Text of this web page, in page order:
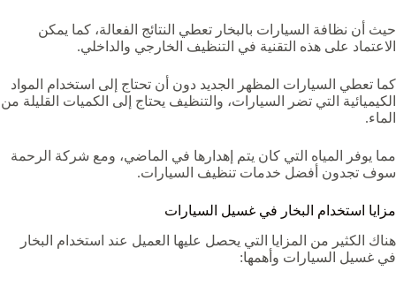
حيث أن نظافة السيارات بالبخار تعطي النتائج الفعالة، كما يمكن
الاعتماد على هذه التقنية في التنظيف الخارجي والداخلي.
كما تعطي السيارات المظهر الجديد دون أن تحتاج إلى استخدام المواد
الكيميائية التي تضر السيارات، والتنظيف يحتاج إلى الكميات القليلة من
الماء.
مما يوفر المياه التي كان يتم إهدارها في الماضي، ومع شركة الرحمة
سوف تجدون أفضل خدمات تنظيف السيارات.
مزايا استخدام البخار في غسيل السيارات
هناك الكثير من المزايا التي يحصل عليها العميل عند استخدام البخار
في غسيل السيارات وأهمها: